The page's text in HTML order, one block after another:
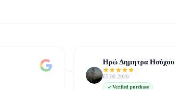
Ηρώ Δημητρα Ησύχου
05.08.2026
Verified purchase
Δείτε όλες στο Google